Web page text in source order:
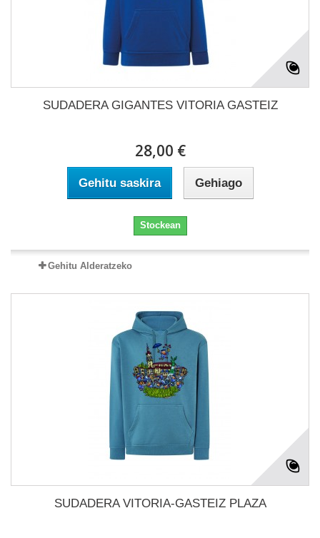
SUDADERA GIGANTES VITORIA GASTEIZ
28,00 €
Gehitu saskira Gehiago
Stockean
Gehitu Alderatzeko
SUDADERA VITORIA-GASTEIZ PLAZA